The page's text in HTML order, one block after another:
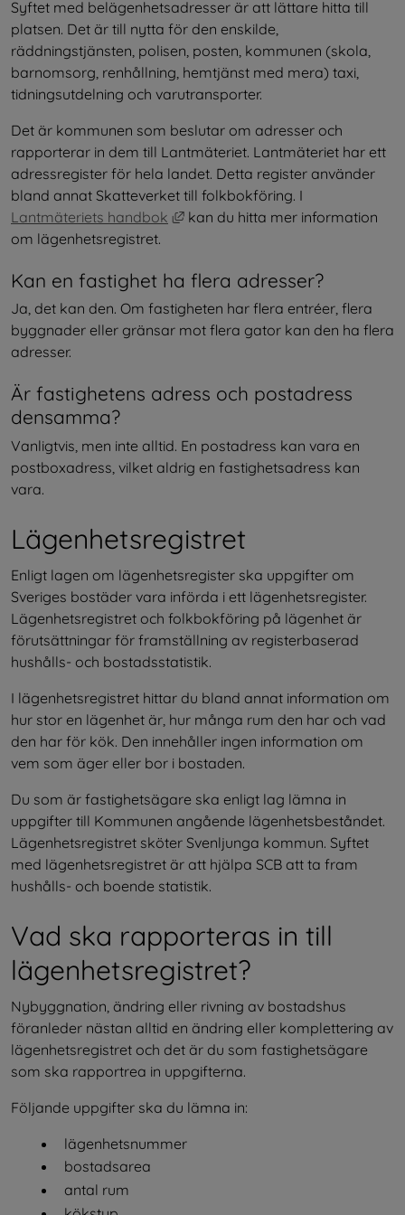
Syftet med belägenhetsadresser är att lättare hitta till
platsen. Det är till nytta för den enskilde,
räddningstjänsten, polisen, posten, kommunen (skola,
barnomsorg, renhållning, hemtjänst med mera) taxi,
tidningsutdelning och varutransporter.
Det är kommunen som beslutar om adresser och
rapporterar in dem till Lantmäteriet. Lantmäteriet har ett
adressregister för hela landet. Detta register använder
Lantmäteriets handbok
Länk till annan webbplats,
kan du hitta mer information
om lägenhetsregistret.
Kan en fastighet ha flera adresser?
Ja, det kan den. Om fastigheten har flera entréer, flera
byggnader eller gränsar mot flera gator kan den ha flera
adresser.
Är fastighetens adress och postadress
densamma?
Vanligtvis, men inte alltid. En postadress kan vara en
postboxadress, vilket aldrig en fastighetsadress kan
vara.
Lägenhetsregistret
Enligt lagen om lägenhetsregister ska uppgifter om
Sveriges bostäder vara införda i ett lägenhetsregister.
Lägenhetsregistret och folkbokföring på lägenhet är
förutsättningar för framställning av registerbaserad
hushålls- och bostadsstatistik.
I lägenhetsregistret hittar du bland annat information om
hur stor en lägenhet är, hur många rum den har och vad
den har för kök. Den innehåller ingen information om
vem som äger eller bor i bostaden.
Du som är fastighetsägare ska enligt lag lämna in
uppgifter till Kommunen angående lägenhetsbeståndet.
Lägenhetsregistret sköter Svenljunga kommun. Syftet
med lägenhetsregistret är att hjälpa SCB att ta fram
hushålls- och boende statistik.
Vad ska rapporteras in till
lägenhetsregistret?
Nybyggnation, ändring eller rivning av bostadshus
föranleder nästan alltid en ändring eller komplettering av
lägenhetsregistret och det är du som fastighetsägare
som ska rapportrea in uppgifterna.
Följande uppgifter ska du lämna in:
lägenhetsnummer
bostadsarea
antal rum